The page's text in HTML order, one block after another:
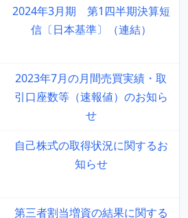
2024年3月期 第1四半期決算短
信〔日本基準〕（連結）
2023年7月の月間売買実績・取
引口座数等（速報値）のお知ら
せ
自己株式の取得状況に関するお
知らせ
第三者割当増資の結果に関する